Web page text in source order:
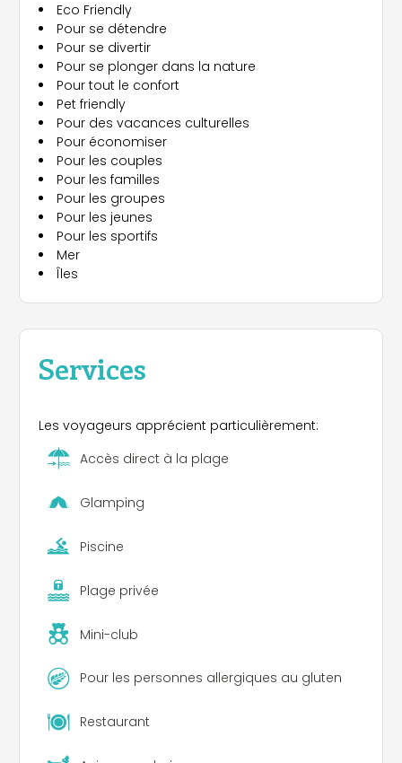
Eco Friendly
Pour se détendre
Pour se divertir
Pour se plonger dans la nature
Pour tout le confort
Pet friendly
Pour des vacances culturelles
Pour économiser
Pour les couples
Pour les familles
Pour les groupes
Pour les jeunes
Pour les sportifs
Mer
Îles
Services
Les voyageurs apprécient particulièrement:
Accès direct à la plage
Glamping
Piscine
Plage privée
Mini-club
Pour les personnes allergiques au gluten
Restaurant